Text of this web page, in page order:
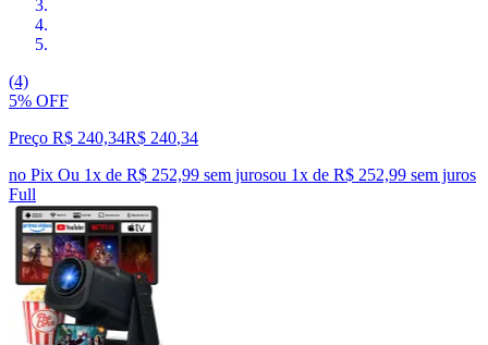
(4)
5% OFF
Preço R$ 240,34R$ 240,34
no Pix Ou 1x de R$ 252,99 sem jurosou 1x de R$ 252,99 sem juros
Full